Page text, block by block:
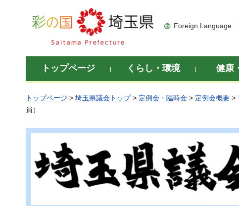
彩の国 埼玉県
Foreign Language
トップページ くらし・環境 健康
トップページ > 埼玉県議会トップ> 定例会・臨時会 > 定例会概要 >
員）